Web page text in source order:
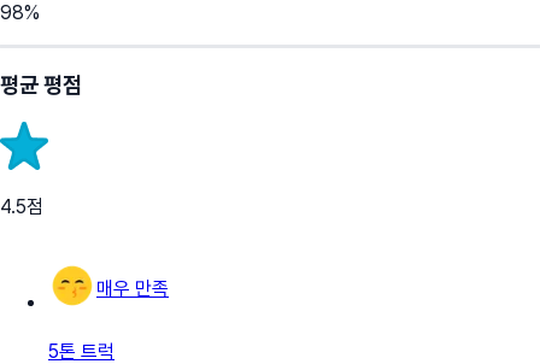
98%
평균 평점
4.5점
매우 만족
5톤 트럭